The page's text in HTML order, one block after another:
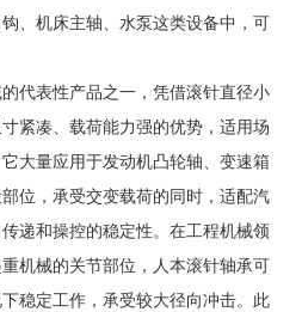
、机床主轴、水泵这类设备中，可
代表性产品之一，凭借滚针直径小
紧凑、载荷能力强的优势，适用场
大量应用于发动机凸轮轴、变速箱
位，承受交变载荷的同时，适配汽
递和操控的稳定性。在工程机械领
机械的关节部位，人本滚针轴承可
稳定工作，承受较大径向冲击。此